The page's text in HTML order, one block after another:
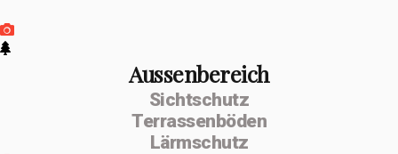
Aussenbereich
Sichtschutz
Terrassenböden
Lärmschutz